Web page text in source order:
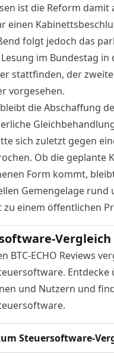
ist die Reform
einen
folgt jedoch das
im Bundestag
stattfinden, der
vorgesehen.
die Abschaffung
sich zuletzt gegen
Ob die geplante
Form kommt,
Gemengelage
zu einem öffentlichen
Vergleich
BTC-ECHO Reviews
und Nutzern und
Steuersoftware-